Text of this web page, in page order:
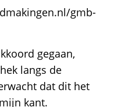
gmb-
gegaan,
langs de
dat dit het
kant.